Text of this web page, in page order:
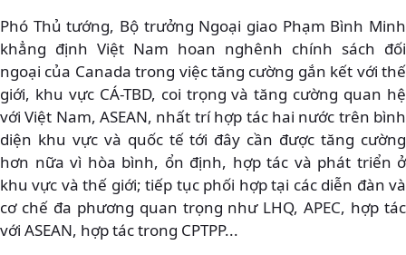
Phó Thủ tướng, Bộ trưởng Ngoại giao Phạm Bình Minh
khẳng định Việt Nam hoan nghênh chính sách đối
ngoại của Canada trong việc tăng cường gắn kết với thế
giới, khu vực CÁ-TBD, coi trọng và tăng cường quan hệ
với Việt Nam, ASEAN, nhất trí hợp tác hai nước trên bình
diện khu vực và quốc tế tới đây cần được tăng cường
hơn nữa vì hòa bình, ổn định, hợp tác và phát triển ở
khu vực và thế giới; tiếp tục phối hợp tại các diễn đàn và
cơ chế đa phương quan trọng như LHQ, APEC, hợp tác
với ASEAN, hợp tác trong CPTPP...